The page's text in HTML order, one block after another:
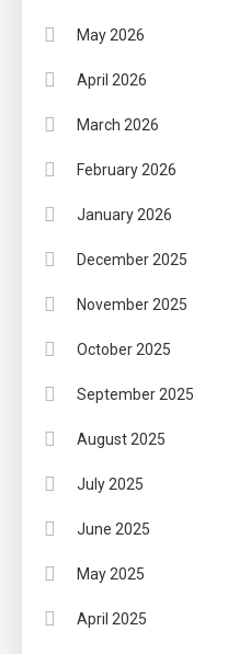
May 2026
April 2026
March 2026
February 2026
January 2026
December 2025
November 2025
October 2025
September 2025
August 2025
July 2025
June 2025
May 2025
April 2025